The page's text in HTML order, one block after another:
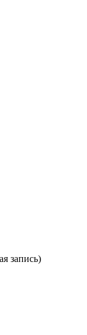
запись)